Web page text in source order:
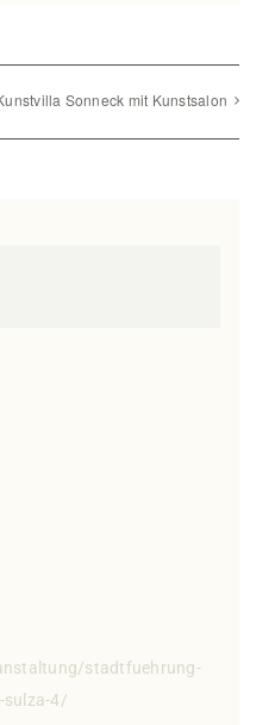
Sonneck mit Kunstsalon
stadtfuehrung-
sulza-4/